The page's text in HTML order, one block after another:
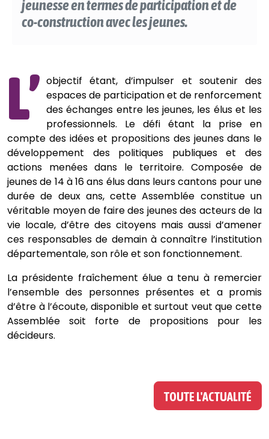
jeunesse en termes de participation et de
co-construction avec les jeunes.
L’ objectif étant, d’impulser et soutenir des
espaces de participation et de renforcement
des échanges entre les jeunes, les élus et les
professionnels. Le défi étant la prise en
compte des idées et propositions des jeunes dans le
développement des politiques publiques et des
actions menées dans le territoire. Composée de
jeunes de 14 à 16 ans élus dans leurs cantons pour une
durée de deux ans, cette Assemblée constitue un
véritable moyen de faire des jeunes des acteurs de la
vie locale, d’être des citoyens mais aussi d’amener
ces responsables de demain à connaître l’institution
départementale, son rôle et son fonctionnement.
La présidente fraîchement élue a tenu à remercier
l’ensemble des personnes présentes et a promis
d’être à l’écoute, disponible et surtout veut que cette
Assemblée soit forte de propositions pour les
décideurs.
TOUTE L'ACTUALITÉ